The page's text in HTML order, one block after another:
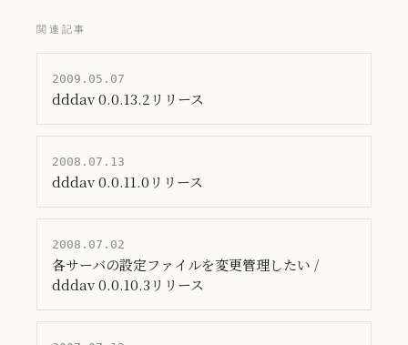
関連記事
2009.05.07
dddav 0.0.13.2リリース
2008.07.13
dddav 0.0.11.0リリース
2008.07.02
各サーバの設定ファイルを変更管理したい /
dddav 0.0.10.3リリース